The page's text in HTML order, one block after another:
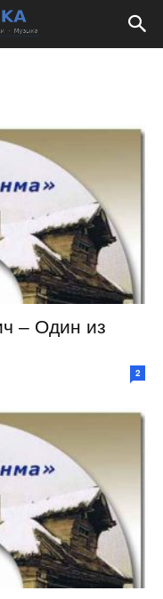
– Один из
2